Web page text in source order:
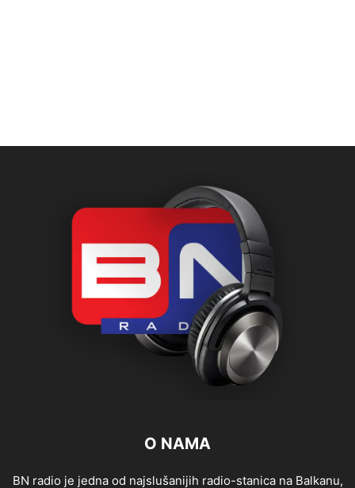
O NAMA
BN radio je jedna od najslušanijih radio-stanica na Balkanu,